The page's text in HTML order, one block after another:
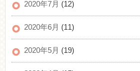
2020年7月 (12)
2020年6月 (11)
2020年5月 (19)